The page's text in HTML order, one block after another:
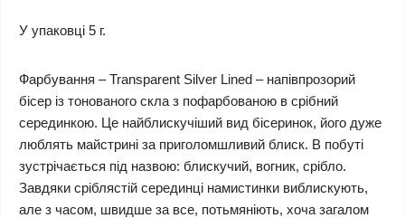
У упаковці 5 г.
Фарбування – Transparent Silver Lined – напівпрозорий
бісер із тонованого скла з пофарбованою в срібний
серединкою. Це найблискучіший вид бісеринок, його дуже
люблять майстрині за приголомшливий блиск. В побуті
зустрічається під назвою: блискучий, вогник, срібло.
Завдяки сріблястій серединці намистинки виблискують,
але з часом, швидше за все, потьмяніють, хоча загалом